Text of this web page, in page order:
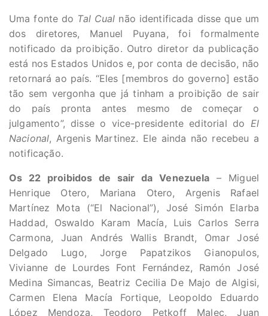
Uma fonte do Tal Cual não identificada disse que um
dos diretores, Manuel Puyana, foi formalmente
notificado da proibição. Outro diretor da publicação
está nos Estados Unidos e, por conta de decisão, não
retornará ao país. “Eles [membros do governo] estão
tão sem vergonha que já tinham a proibição de sair
do país pronta antes mesmo de começar o
julgamento”, disse o vice-presidente editorial do El
Nacional, Argenis Martinez. Ele ainda não recebeu a
notificação.
Os 22 proibidos de sair da Venezuela – Miguel
Henrique Otero, Mariana Otero, Argenis Rafael
Martínez Mota (“El Nacional”), José Simón Elarba
Haddad, Oswaldo Karam Macía, Luis Carlos Serra
Carmona, Juan Andrés Wallis Brandt, Omar José
Delgado Lugo, Jorge Papatzikos Gianopulos,
Vivianne de Lourdes Font Fernández, Ramón José
Medina Simancas, Beatriz Cecilia De Majo de Algisi,
Carmen Elena Macía Fortique, Leopoldo Eduardo
López Mendoza, Teodoro Petkoff Malec, Juan